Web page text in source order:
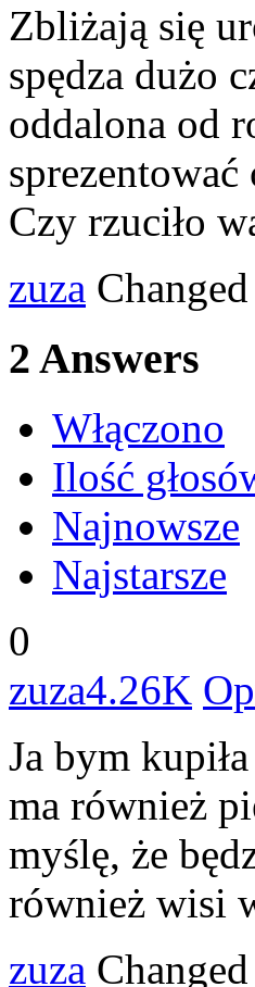
Zbliżają się
spędza dużo
oddalona od
Czy rzuciło
zuza
2 Answers
Włączono
Ilość
Najnowsze
Najstarsze
0
zuza4.26K
Ja bym kupiła
ma również
myślę, że
również wisi
zuza